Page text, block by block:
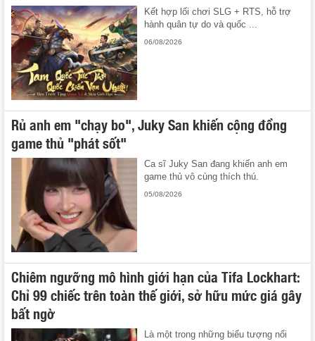
Kết hợp lối chơi SLG + RTS, hỗ trợ
hành quân tự do và quốc ...
06/08/2026
Rủ anh em "chạy bo", Juky San khiến cộng đồng
game thủ "phát sốt"
Ca sĩ Juky San đang khiến anh em
game thủ vô cùng thích thú.
05/08/2026
Chiêm ngưỡng mô hình giới hạn của Tifa Lockhart:
Chỉ 99 chiếc trên toàn thế giới, sở hữu mức giá gây
bất ngờ
Là một trong những biểu tượng nổi